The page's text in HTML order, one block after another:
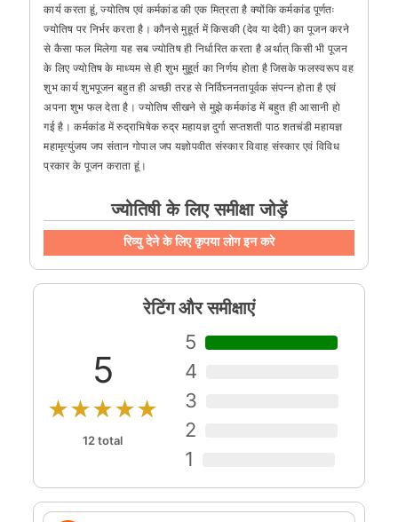
कार्य करता हूं, ज्योतिष एवं कर्मकांड की एक मित्रता है क्योंकि कर्मकांड पूर्णतः
ज्योतिष पर निर्भर करता है। कौनसे मुहूर्त में किसकी (देव या देवी) का पूजन करने
से कैसा फल मिलेगा यह सब ज्योतिष ही निर्धारित करता है अर्थात् किसी भी पूजन
के लिए ज्योतिष के माध्यम से ही शुभ मुहूर्त का निर्णय होता है जिसके फलस्वरूप वह
शुभ कार्य शुभपूजन बहुत ही अच्छी तरह से निर्विघ्ननतापूर्वक संपन्न होता है एवं
अपना शुभ फल देता है। ज्योतिष सीखने से मुझे कर्मकांड में बहुत ही आसानी हो
गई है। कर्मकांड में रुद्राभिषेक रुद्र महायज्ञ दुर्गा सप्तशती पाठ शतचंडी महायज्ञ
महामृत्युंजय जप संतान गोपाल जप यज्ञोपवीत संस्कार विवाह संस्कार एवं विविध
प्रकार के पूजन कराता हूं।
ज्योतिषी के लिए समीक्षा जोड़ें
रिव्यु देने के लिए कृपया लोग इन करे
रेटिंग और समीक्षाएं
5
★★★★★
12 total
5
4
3
2
1